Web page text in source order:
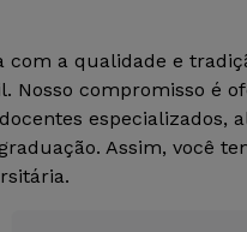
a qualidade e
Nosso compromisso é
especializados,
Assim, você